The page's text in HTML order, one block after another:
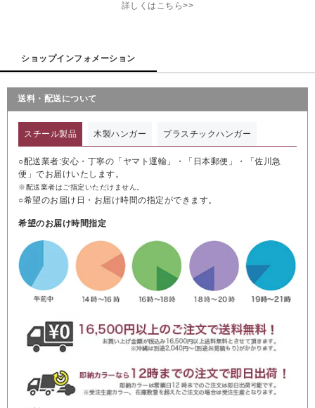
詳しくはこちら>>
ショップインフォメーション
送料・配送について
スチール製品 木製ハンガー プラスチックハンガー
○配送業者:安心・丁寧の「ヤマト運輸」・「日本郵便」・「佐川急
便」でお届けいたします。
※配送業者はご指定いただけません。
○希望のお届け日・お届け時間の指定ができます。
希望のお届け時間指定